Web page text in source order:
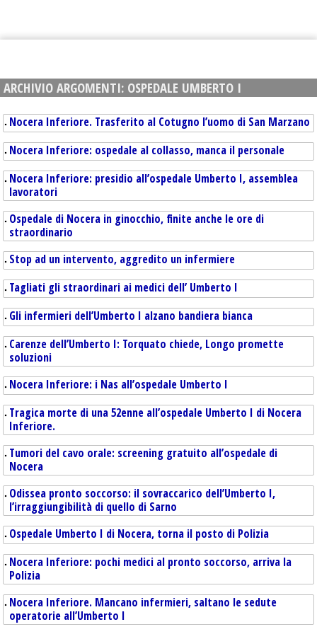
ARCHIVIO ARGOMENTI: OSPEDALE UMBERTO I
Nocera Inferiore. Trasferito al Cotugno l’uomo di San Marzano
Nocera Inferiore: ospedale al collasso, manca il personale
Nocera Inferiore: presidio all’ospedale Umberto I, assemblea
lavoratori
Ospedale di Nocera in ginocchio, finite anche le ore di
straordinario
Stop ad un intervento, aggredito un infermiere
Tagliati gli straordinari ai medici dell’ Umberto I
Gli infermieri dell’Umberto I alzano bandiera bianca
Carenze dell’Umberto I: Torquato chiede, Longo promette
soluzioni
Nocera Inferiore: i Nas all’ospedale Umberto I
Tragica morte di una 52enne all’ospedale Umberto I di Nocera
Inferiore.
Tumori del cavo orale: screening gratuito all’ospedale di
Nocera
Odissea pronto soccorso: il sovraccarico dell’Umberto I,
l’irraggiungibilità di quello di Sarno
Ospedale Umberto I di Nocera, torna il posto di Polizia
Nocera Inferiore: pochi medici al pronto soccorso, arriva la
Polizia
Nocera Inferiore. Mancano infermieri, saltano le sedute
operatorie all’Umberto I